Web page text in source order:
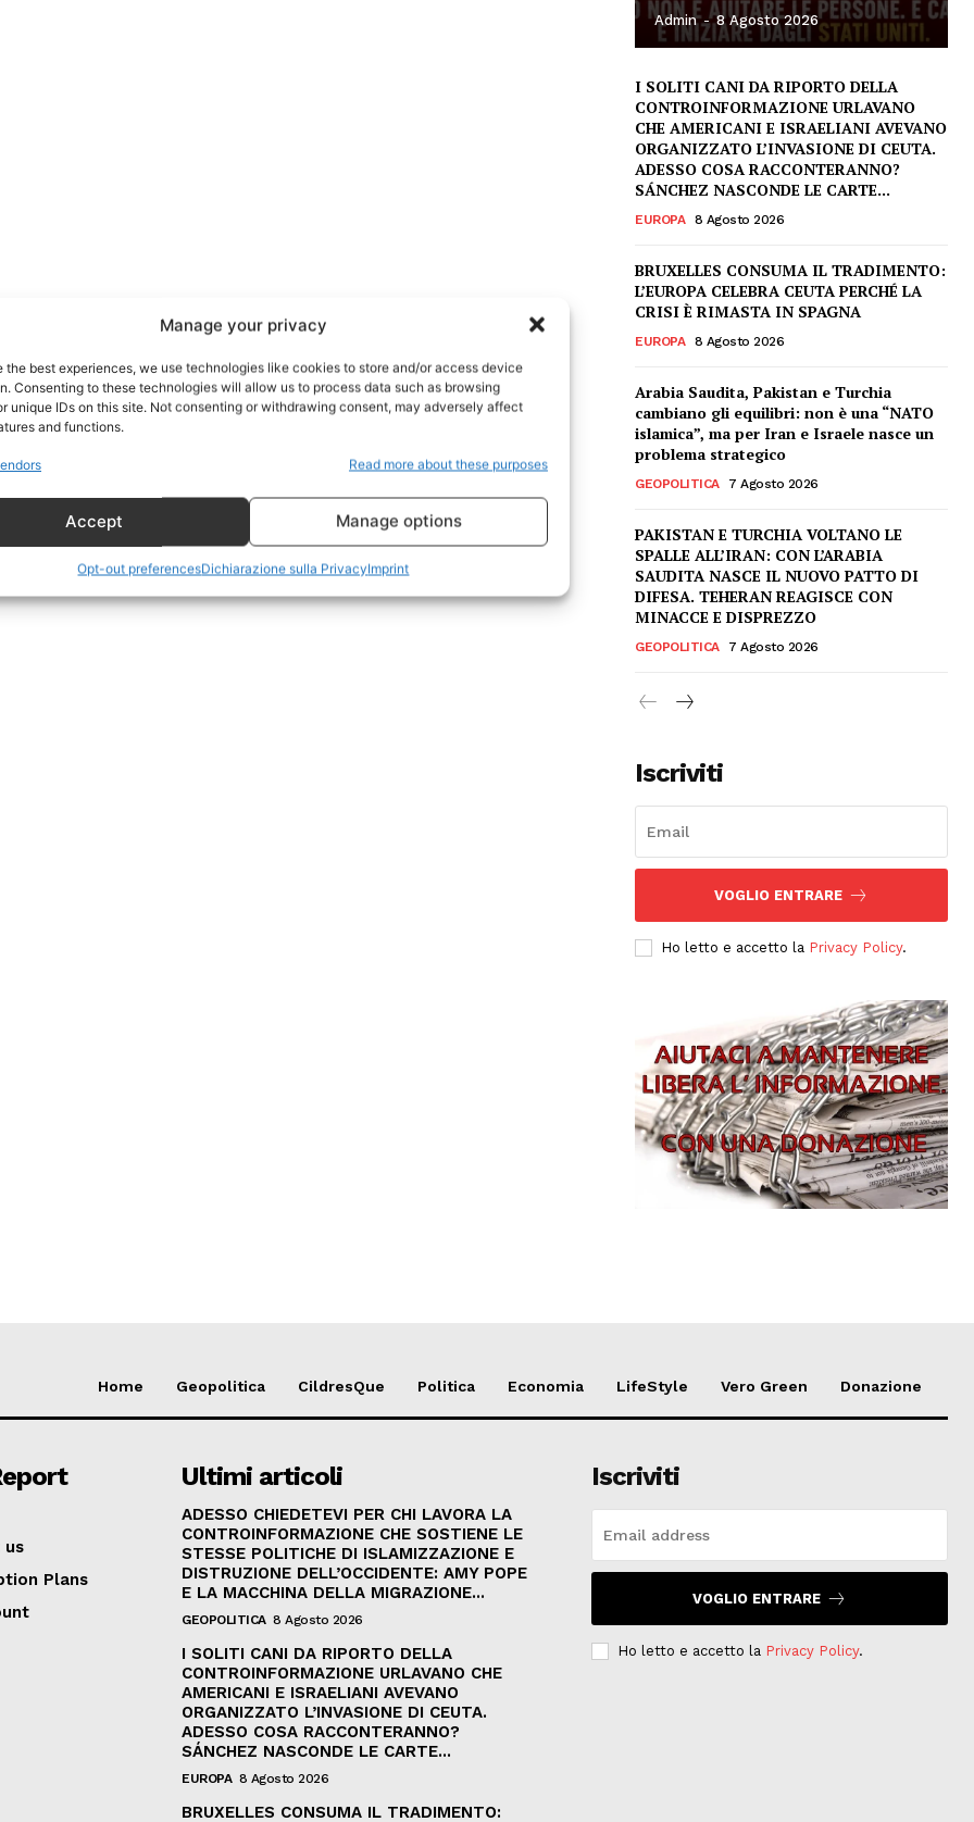
Manage your privacy
the best experiences, we use technologies like cookies to store and/or access device
Consenting to these technologies will allow us to process data such as browsing
unique IDs on this site. Not consenting or withdrawing consent, may adversely affect
and functions.
Read more about these purposes
Accept Manage options
Opt-out preferencesDichiarazione sulla PrivacyImprint
Geopolitica
Admin - 8 Agosto 2026
I SOLITI CANI DA RIPORTO DELLA
CONTROINFORMAZIONE URLAVANO
CHE AMERICANI E ISRAELIANI AVEVANO
ORGANIZZATO L’INVASIONE DI CEUTA.
ADESSO COSA RACCONTERANNO?
SÁNCHEZ NASCONDE LE CARTE...
EUROPA 8 Agosto 2026
BRUXELLES CONSUMA IL TRADIMENTO:
L’EUROPA CELEBRA CEUTA PERCHÉ LA
CRISI È RIMASTA IN SPAGNA
EUROPA 8 Agosto 2026
Arabia Saudita, Pakistan e Turchia
cambiano gli equilibri: non è una “NATO
islamica”, ma per Iran e Israele nasce un
problema strategico
GEOPOLITICA 7 Agosto 2026
PAKISTAN E TURCHIA VOLTANO LE
SPALLE ALL’IRAN: CON L’ARABIA
SAUDITA NASCE IL NUOVO PATTO DI
DIFESA. TEHERAN REAGISCE CON
MINACCE E DISPREZZO
GEOPOLITICA 7 Agosto 2026
Iscriviti
VOGLIO ENTRARE
Ho letto e accetto la Privacy Policy.
Home Geopolitica CildresQue Politica Economia LifeStyle Vero Green Donazione
us
Plans
Ultimi articoli
ADESSO CHIEDETEVI PER CHI LAVORA LA
CONTROINFORMAZIONE CHE SOSTIENE LE
STESSE POLITICHE DI ISLAMIZZAZIONE E
DISTRUZIONE DELL’OCCIDENTE: AMY POPE
E LA MACCHINA DELLA MIGRAZIONE...
GEOPOLITICA 8 Agosto 2026
I SOLITI CANI DA RIPORTO DELLA
CONTROINFORMAZIONE URLAVANO CHE
AMERICANI E ISRAELIANI AVEVANO
ORGANIZZATO L’INVASIONE DI CEUTA.
ADESSO COSA RACCONTERANNO?
SÁNCHEZ NASCONDE LE CARTE...
EUROPA 8 Agosto 2026
BRUXELLES CONSUMA IL TRADIMENTO:
Iscriviti
VOGLIO ENTRARE
Ho letto e accetto la Privacy Policy.